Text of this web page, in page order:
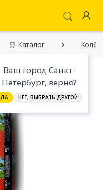
Ваш город Санкт-
Петербург, верно?
ДА НЕТ, ВЫБРАТЬ ДРУГОЙ
🛒 Каталог